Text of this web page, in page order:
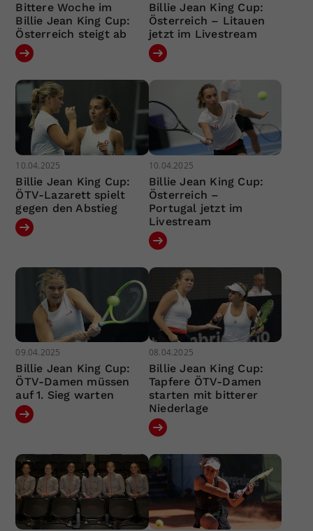
Bittere Woche im
Billie Jean King Cup:
Österreich steigt ab
Billie Jean King Cup:
Österreich – Litauen
jetzt im Livestream
10.04.2025
Billie Jean King Cup:
ÖTV-Lazarett spielt
gegen den Abstieg
10.04.2025
Billie Jean King Cup:
Österreich –
Portugal jetzt im
Livestream
09.04.2025
Billie Jean King Cup:
ÖTV-Damen müssen
auf 1. Sieg warten
08.04.2025
Billie Jean King Cup:
Tapfere ÖTV-Damen
starten mit bitterer
Niederlage